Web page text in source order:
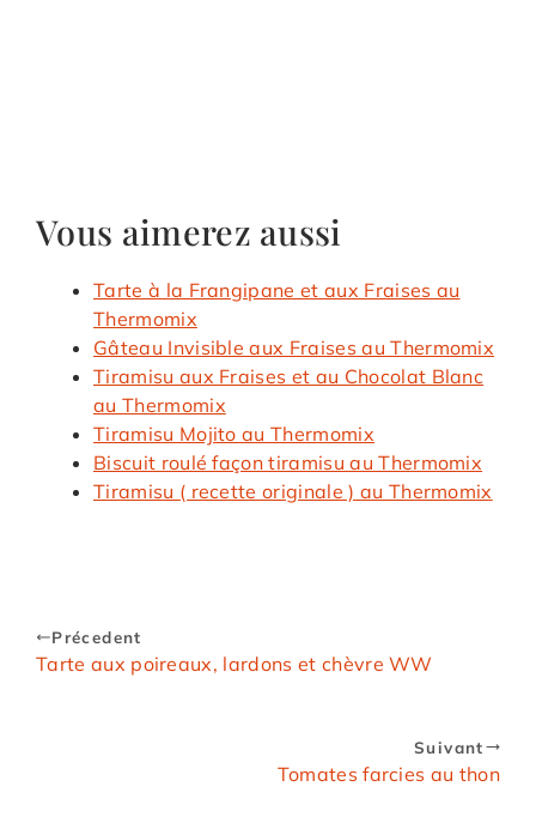
Vous aimerez aussi
Tarte à la Frangipane et aux Fraises au
Thermomix
Gâteau Invisible aux Fraises au Thermomix
Tiramisu aux Fraises et au Chocolat Blanc
au Thermomix
Tiramisu Mojito au Thermomix
Biscuit roulé façon tiramisu au Thermomix
Tiramisu ( recette originale ) au Thermomix
Précedent
Tarte aux poireaux, lardons et chèvre WW
Suivant
Tomates farcies au thon